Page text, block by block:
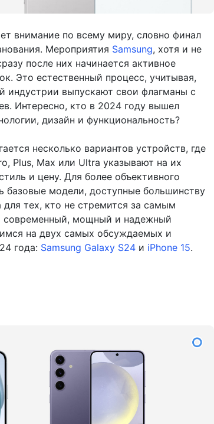
внимание по всему миру, словно финал
Мероприятия Samsung, хотя и не
после них начинается активное
Это естественный процесс, учитывая,
индустрии выпускают свои флагманы с
Интересно, кто в 2024 году вышел
дизайн и функциональность?
несколько вариантов устройств, где
Plus, Max или Ultra указывают на их
и цену. Для более объективного
базовые модели, доступные большинству
для тех, кто не стремится за самым
мощный и надежный
на двух самых обсуждаемых и
года: Samsung Galaxy S24и iPhone 15.